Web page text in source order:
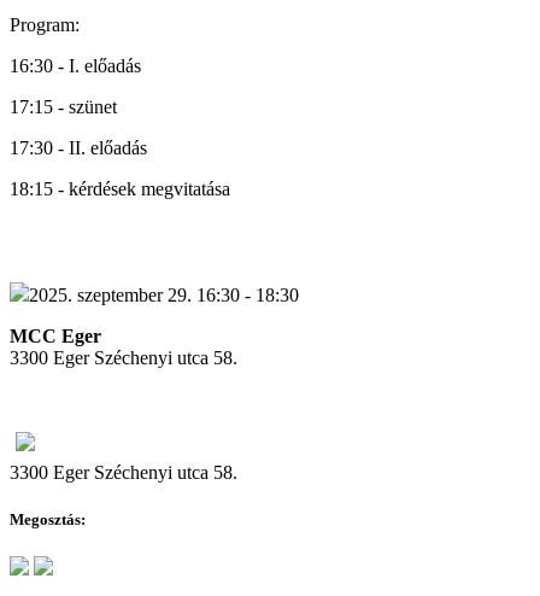
Program:
16:30 - I. előadás
17:15 - szünet
17:30 - II. előadás
18:15 - kérdések megvitatása
2025. szeptember 29. 16:30 - 18:30
MCC Eger
3300 Eger Széchenyi utca 58.
3300 Eger Széchenyi utca 58.
Megosztás: